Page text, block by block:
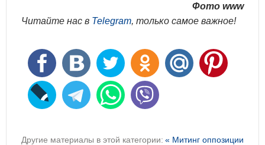
Фото www
Читайте нас в Telegram, только самое важное!
Другие материалы в этой категории: « Митинг оппозиции